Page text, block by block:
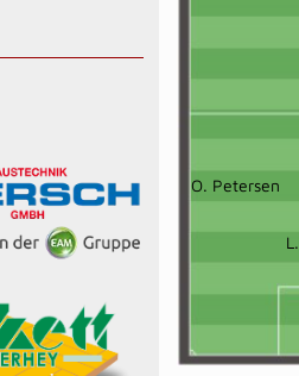
O. Petersen